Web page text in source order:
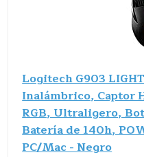
Logitech G903
Inalámbrico, Captor
RGB, Ultraligero,
Batería de 140h,
PC/Mac - Negro